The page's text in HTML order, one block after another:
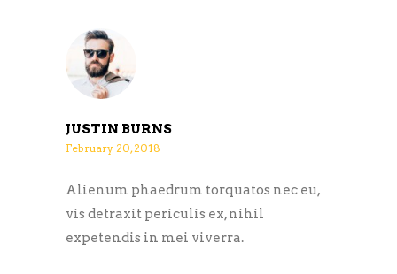
JUSTIN BURNS
February 20, 2018
Alienum phaedrum torquatos nec eu,
vis detraxit periculis ex, nihil
expetendis in mei viverra.